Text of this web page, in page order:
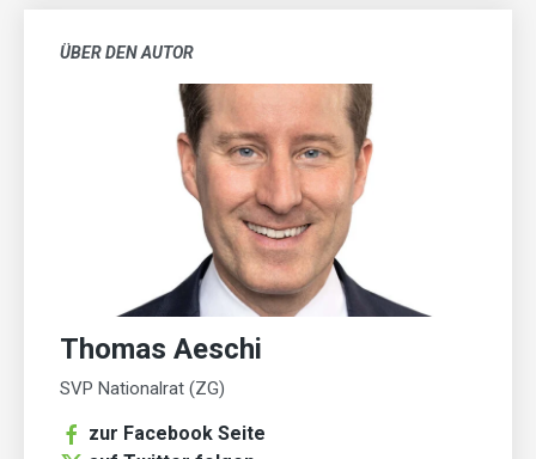
ÜBER DEN AUTOR
Thomas Aeschi
SVP Nationalrat (ZG)
zur Facebook Seite